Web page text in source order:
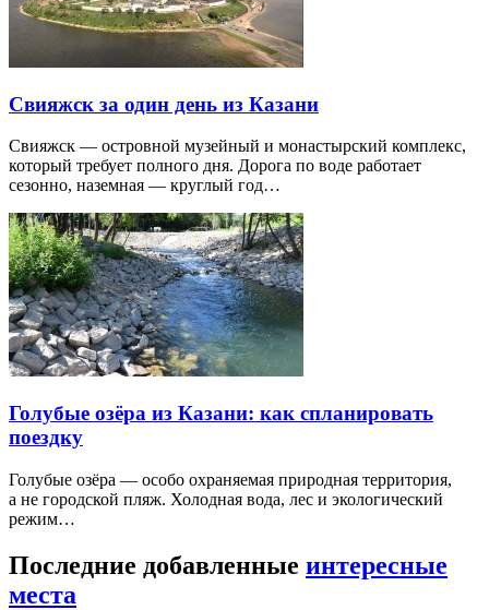
Свияжск за один день из Казани
Свияжск — островной музейный и монастырский комплекс,
который требует полного дня. Дорога по воде работает
сезонно, наземная — круглый год…
Голубые озёра из Казани: как спланировать
поездку
Голубые озёра — особо охраняемая природная территория,
а не городской пляж. Холодная вода, лес и экологический
режим…
Последние добавленные интересные
места